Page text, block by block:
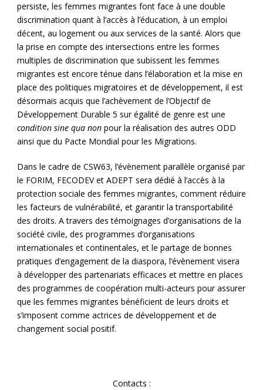
persiste, les femmes migrantes font face à une double
discrimination quant à l’accès à l’éducation, à un emploi
décent, au logement ou aux services de la santé. Alors que
la prise en compte des intersections entre les formes
multiples de discrimination que subissent les femmes
migrantes est encore ténue dans l’élaboration et la mise en
place des politiques migratoires et de développement, il est
désormais acquis que l’achèvement de l’Objectif de
Développement Durable 5 sur égalité de genre est une
condition sine qua non pour la réalisation des autres ODD
ainsi que du Pacte Mondial pour les Migrations.
Dans le cadre de CSW63, l’évènement parallèle organisé par
le FORIM, FECODEV et ADEPT sera dédié à l’accès à la
protection sociale des femmes migrantes, comment réduire
les facteurs de vulnérabilité, et garantir la transportabilité
des droits. A travers des témoignages d’organisations de la
société civile, des programmes d’organisations
internationales et continentales, et le partage de bonnes
pratiques d’engagement de la diaspora, l’évènement visera
à développer des partenariats efficaces et mettre en places
des programmes de coopération multi-acteurs pour assurer
que les femmes migrantes bénéficient de leurs droits et
s’imposent comme actrices de développement et de
changement social positif.
Contacts :